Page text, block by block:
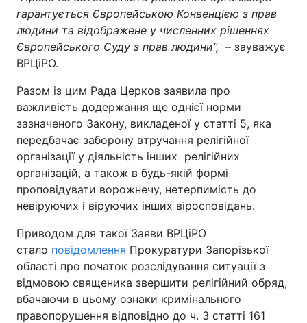
гарантується Європейською Конвенцією з прав
людини та відображене у численних рішеннях
Європейського Суду з прав людини”, – зауважує
ВРЦіРО.
Разом із цим Рада Церков заявила про
важливість додержання ще однієї норми
зазначеного Закону, викладеної у статті 5, яка
передбачає заборону втручання релігійної
організації у діяльність інших релігійних
організацій, а також в будь-якій формі
проповідувати ворожнечу, нетерпимість до
невіруючих і віруючих інших віросповідань.
Приводом для такої Заяви ВРЦіРО
стало повідомлення Прокуратури Запорізької
області про початок розслідування ситуації з
відмовою священика звершити релігійний обряд,
вбачаючи в цьому ознаки кримінального
правопорушення відповідно до ч. 3 статті 161